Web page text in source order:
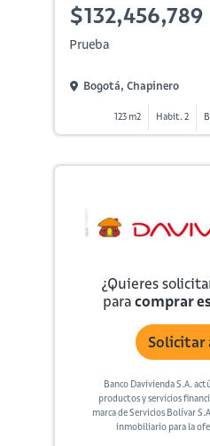
$132,456,789
Prueba
Bogotá, Chapinero
123 m2 Habit. 2
¿Quieres
paracomprar
Solicitar
Banco Davivienda S.A.
productos y servicios
marca de Servicios Bolívar
inmobiliario para la